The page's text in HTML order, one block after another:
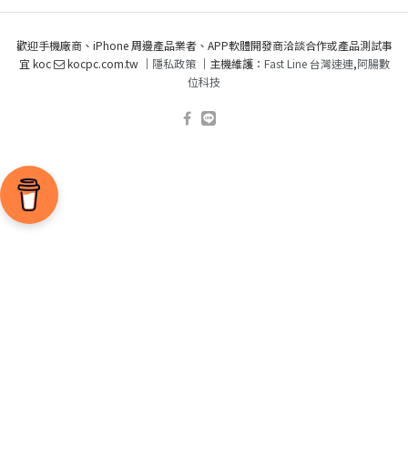
歡迎手機廠商、iPhone 周邊產品業者、APP軟體開發商洽談合作或產品測試事
宜 koc
kocpc.com.tw ｜ 隱私政策｜主機維護： Fast Line 台灣速連,阿腸數
位科技